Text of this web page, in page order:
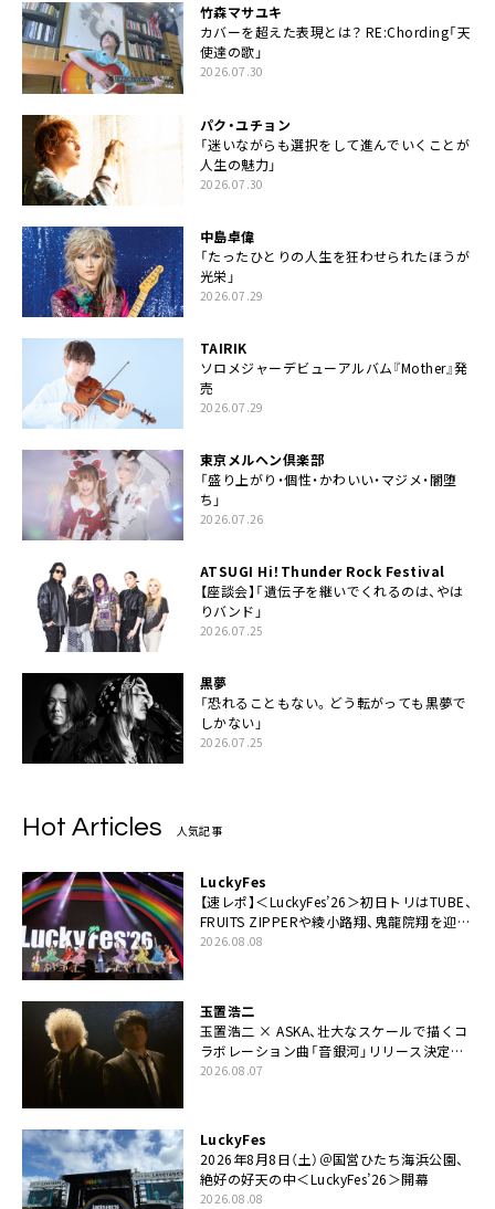
竹森マサユキ
カバーを超えた表現とは？ RE:Chording「天
使達の歌」
2026.07.30
パク・ユチョン
「迷いながらも選択をして進んでいくことが
人生の魅力」
2026.07.30
中島卓偉
「たったひとりの人生を狂わせられたほうが
光栄」
2026.07.29
TAIRIK
ソロメジャーデビューアルバム『Mother』発
売
2026.07.29
東京メルヘン倶楽部
「盛り上がり・個性・かわいい・マジメ・闇堕
ち」
2026.07.26
ATSUGI Hi！Thunder Rock Festival
【座談会】「遺伝子を継いでくれるのは、やは
りバンド」
2026.07.25
黒夢
「恐れることもない。どう転がっても黒夢で
しかない」
2026.07.25
Hot Articles 人気記事
LuckyFes
【速レポ】＜LuckyFes’26＞初日トリはTUBE、
FRUITS ZIPPERや綾小路翔、鬼龍院翔を迎え
た豪華コラボも「知ってたらぜひ一緒に歌っ
2026.08.08
玉置浩二
玉置浩二 × ASKA、壮大なスケールで描くコ
ラボレーション曲「音銀河」リリース決定。
カップリングには新曲「命の宿り」収録も
2026.08.07
LuckyFes
2026年8月8日（土）＠国営ひたち海浜公園、
絶好の好天の中＜LuckyFes’26＞開幕
2026.08.08